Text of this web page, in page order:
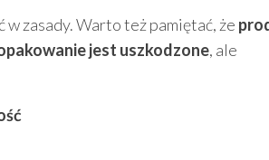
w zasady. Warto też pamiętać, że
jest uszkodzone, ale